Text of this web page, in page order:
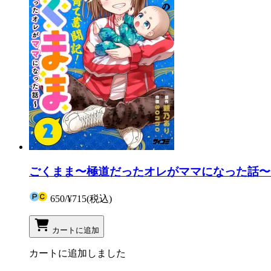
ごくまま〜極道だったオレがママになった話
650/¥715(税込)
カートに追加
カートに追加しました